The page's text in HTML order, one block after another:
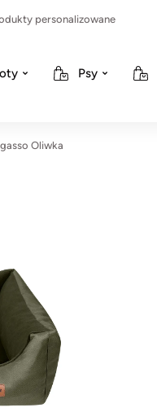
personalizowane
Psy
Oliwka